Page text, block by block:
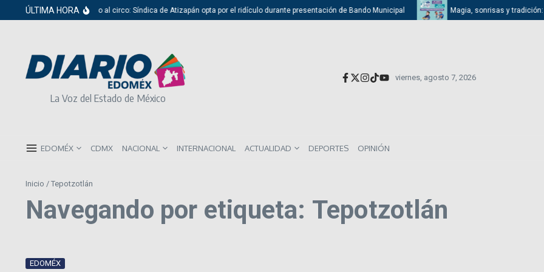
Saltar al contenido
ÚLTIMA HORADel cabildo al circo: Síndica de Atizapán opta por el ridículo durante presentación de Bando Municipal Magia, sonrisas y tradición:
La Voz del Estado de México
viernes, agosto 7, 2026
EDOMÉX CDMX NACIONAL INTERNACIONAL ACTUALIDAD DEPORTES OPINIÓN
Inicio / Tepotzotlán
Navegando por etiqueta: Tepotzotlán
EDOMÉX